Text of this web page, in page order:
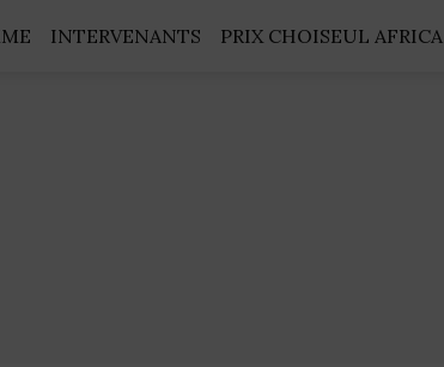
INTERVENANTS PRIX CHOISEUL AFRICA